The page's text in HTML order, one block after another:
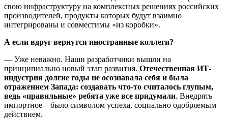
свою инфраструктуру на комплексных решениях российских
производителей, продукты которых будут взаимно
интегрированы и совместимы «из коробки».
А если вдруг вернутся иностранные коллеги?
— Уже неважно. Наши разработчики вышли на
принципиально новый этап развития. Отечественная ИТ-
индустрия долгие годы не осознавала себя и была
отражением Запада: создавать что-то считалось глупым,
ведь «правильные» ребята уже все придумали. Внедрять
импортное – было символом успеха, социально одобряемым
действием.